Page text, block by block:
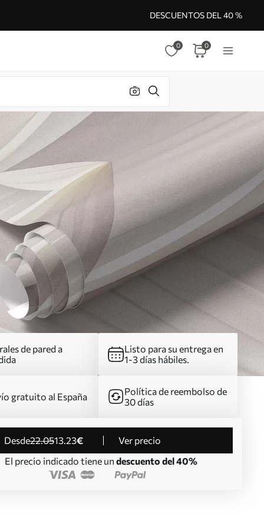
DESCUENTOS DEL 40 %
0 0
de pared a
Listo para su entrega en
1-3 días hábiles.
gratuito al España
Política de reembolso de
30 días
desde22.0513.23€
Ver precio
El precio indicado tiene un descuento del 40%